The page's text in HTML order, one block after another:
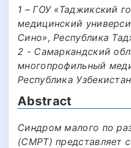
1 – ГОУ «Таджикский
медицинский
Сино», Республика
2 - Самаркандский
многопрофильный
Республика
Abstract
Синдром малого по
(СМРТ) представляет